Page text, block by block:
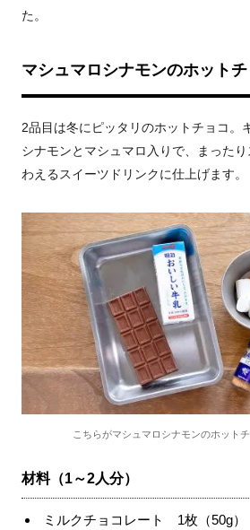
た。
マシュマロシナモンのホット
2品目は冬にピッタリのホットチョコ。
シナモンとマシュマロ入りで、まった
わえるスイーツドリンクに仕上げます。
こちらがマシュマロシナモンのホットチ
材料（1～2人分）
ミルクチョコレート 1枚（50g）